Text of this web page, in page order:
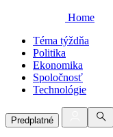
Home
Téma týždňa
Politika
Ekonomika
Spoločnosť
Technológie
Predplatné